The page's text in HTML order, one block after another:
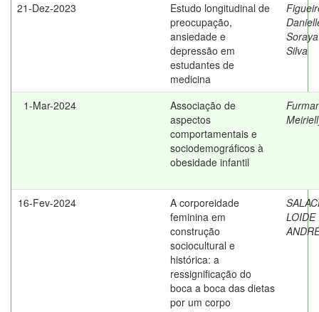
21-Dez-2023
Estudo longitudinal de
preocupação,
ansiedade e
depressão em
estudantes de
medicina
Silva
1-Mar-2024
Associação de
aspectos
comportamentais e
sociodemográficos à
obesidade infantil
16-Fev-2024
A corporeidade
feminina em
construção
sociocultural e
histórica: a
ressignificação do
boca a boca das dietas
por um corpo
LOIDE